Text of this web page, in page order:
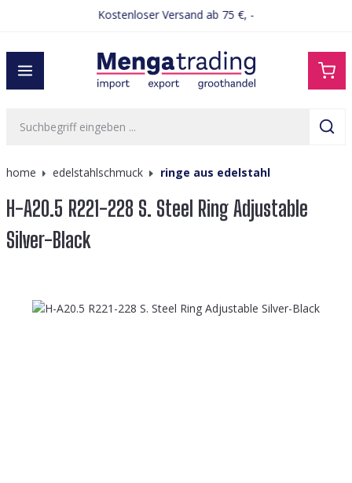
Kostenloser Versand ab 75 €, -
home edelstahlschmuck ringe aus edelstahl
H-A20.5 R221-228 S. Steel Ring Adjustable
Silver-Black
Bildergalerie überspringen